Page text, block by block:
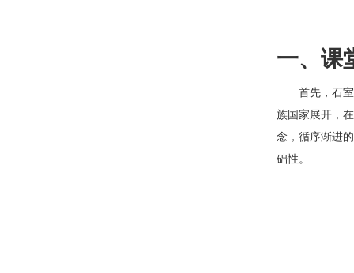
一、课
首先，石
族国家展开，
念，循序渐进
础性。